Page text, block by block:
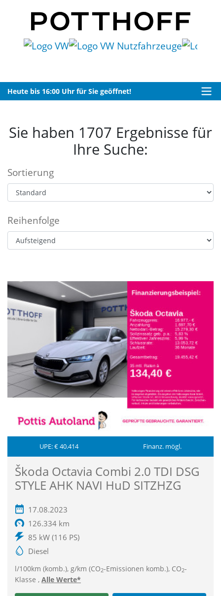
---Angebote vor Ort in Hamm
Heute bis 16:00 Uhr für Sie geöffnet!
Sie haben 1707 Ergebnisse für
Ihre Suche:
Sortierung
Reihenfolge
UPE: € 40.414 Finanz. mögl.
Škoda Octavia Combi 2.0 TDI DSG
STYLE AHK NAVI HuD SITZHZG
17.08.2023
126.334 km
85 kW (116 PS)
Diesel
l/100km (komb.), g/km (CO2-Emissionen komb.), CO2-
Klasse , Alle Werte*